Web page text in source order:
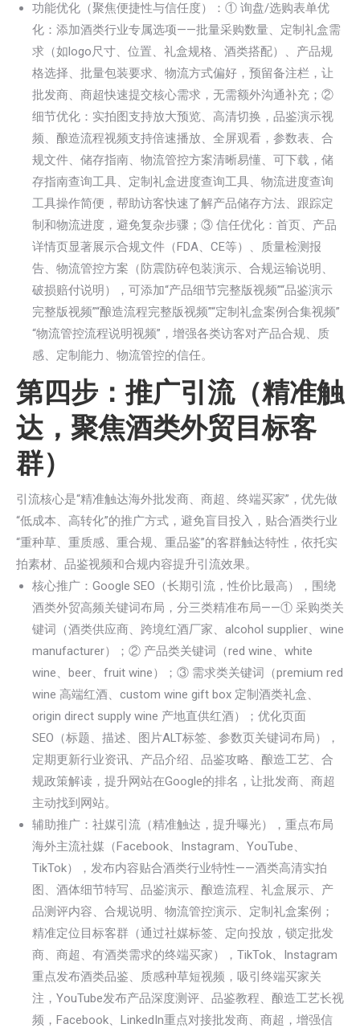
功能优化（聚焦便捷性与信任度）：① 询盘/选购表单优
化：添加酒类行业专属选项——批量采购数量、定制礼盒需
求（如logo尺寸、位置、礼盒规格、酒类搭配）、产品规
格选择、批量包装要求、物流方式偏好，预留备注栏，让
批发商、商超快速提交核心需求，无需额外沟通补充；②
细节优化：实拍图支持放大预览、高清切换，品鉴演示视
频、酿造流程视频支持倍速播放、全屏观看，参数表、合
规文件、储存指南、物流管控方案清晰易懂、可下载，储
存指南查询工具、定制礼盒进度查询工具、物流进度查询
工具操作简便，帮助访客快速了解产品储存方法、跟踪定
制和物流进度，避免复杂步骤；③ 信任优化：首页、产品
详情页显著展示合规文件（FDA、CE等）、质量检测报
告、物流管控方案（防震防碎包装演示、合规运输说明、
破损赔付说明），可添加“产品细节完整版视频”“品鉴演示
完整版视频”“酿造流程完整版视频”“定制礼盒案例合集视频”
“物流管控流程说明视频”，增强各类访客对产品合规、质
感、定制能力、物流管控的信任。
第四步：推广引流（精准触
达，聚焦酒类外贸目标客
群）
引流核心是“精准触达海外批发商、商超、终端买家”，优先做
“低成本、高转化”的推广方式，避免盲目投入，贴合酒类行业
“重种草、重质感、重合规、重品鉴”的客群触达特性，依托实
拍素材、品鉴视频和合规内容提升引流效果。
核心推广：Google SEO（长期引流，性价比最高），围绕
酒类外贸高频关键词布局，分三类精准布局——① 采购类关
键词（酒类供应商、跨境红酒厂家、alcohol supplier、wine
manufacturer）；② 产品类关键词（red wine、white
wine、beer、fruit wine）；③ 需求类关键词（premium red
wine 高端红酒、custom wine gift box 定制酒类礼盒、
origin direct supply wine 产地直供红酒）；优化页面
SEO（标题、描述、图片ALT标签、参数页关键词布局），
定期更新行业资讯、产品介绍、品鉴攻略、酿造工艺、合
规政策解读，提升网站在Google的排名，让批发商、商超
主动找到网站。
辅助推广：社媒引流（精准触达，提升曝光），重点布局
海外主流社媒（Facebook、Instagram、YouTube、
TikTok），发布内容贴合酒类行业特性——酒类高清实拍
图、酒体细节特写、品鉴演示、酿造流程、礼盒展示、产
品测评内容、合规说明、物流管控演示、定制礼盒案例；
精准定位目标客群（通过社媒标签、定向投放，锁定批发
商、商超、有酒类需求的终端买家），TikTok、Instagram
重点发布酒类品鉴、质感种草短视频，吸引终端买家关
注，YouTube发布产品深度测评、品鉴教程、酿造工艺长视
频，Facebook、LinkedIn重点对接批发商、商超，增强信